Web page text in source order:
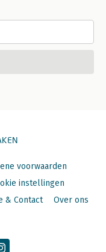
voorwaarden
instellingen
& Contact Over ons